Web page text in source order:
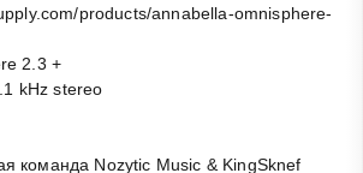
products/annabella-omnisphere-
2.3 +
kHz stereo
команда Nozytic Music & KingSknef